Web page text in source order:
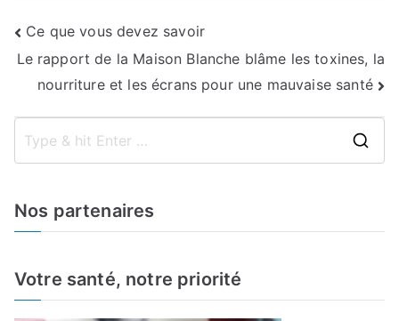
Navigation
de
l’article
Ce que vous devez savoir
Le rapport de la Maison Blanche blâme les toxines, la
nourriture et les écrans pour une mauvaise santé
f
Nos partenaires
Votre santé, notre priorité